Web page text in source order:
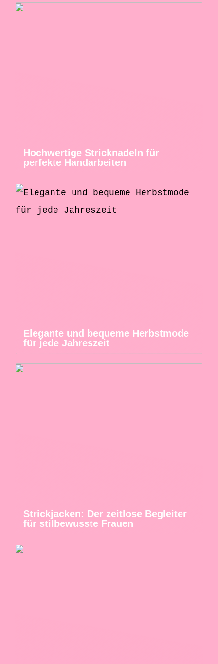
Hochwertige Stricknadeln für
perfekte Handarbeiten
Elegante und bequeme Herbstmode
für jede Jahreszeit
Strickjacken: Der zeitlose Begleiter
für stilbewusste Frauen